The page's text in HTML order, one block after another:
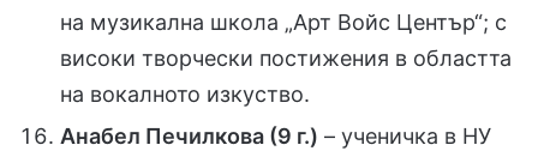
на музикална школа „Арт Войс Център“; с
високи творчески постижения в областта
на вокалното изкуство.
Анабел Печилкова (9 г.) – ученичка в НУ